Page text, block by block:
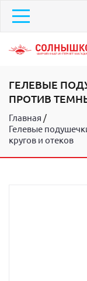
ГЕЛЕВЫЕ
ПРОТИВ
Главная
Гелевые
кругов и отеков